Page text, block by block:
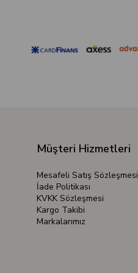
Müşteri Hizmetleri
Mesafeli Satış Sözleşmesi
İade Politikası
KVKK Sözleşmesi
Kargo Takibi
Markalarımız